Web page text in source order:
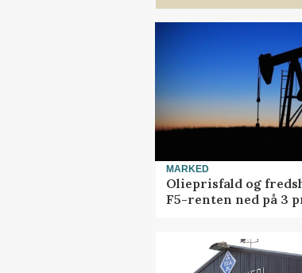
MARKED
Olieprisfald og
F5-renten ned på 3